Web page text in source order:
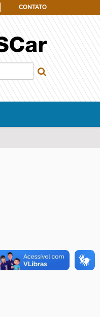
Busca
CONTATO